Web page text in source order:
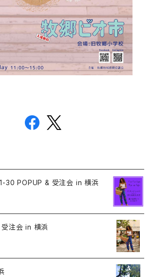
30 POPUP & 受注会 in 横浜
注会 in 横浜